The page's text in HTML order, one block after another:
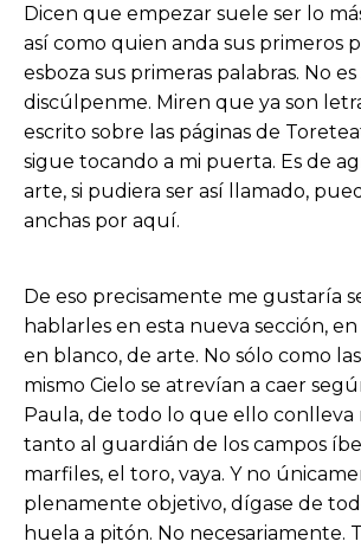
Dicen que empezar suele ser lo
así como quien anda sus primeros
esboza sus primeras palabras. No
discúlpenme. Miren que ya son
escrito sobre las páginas de
sigue tocando a mi puerta. Es de
arte, si pudiera ser así llamado,
anchas por aquí.
De eso precisamente me gustaría
hablarles en esta nueva sección,
en blanco, de arte. No sólo como
mismo Cielo se atrevían a caer
Paula, de todo lo que ello conlleva
tanto al guardián de los campos
marfiles, el toro, vaya. Y no
plenamente objetivo, dígase de
huela a pitón. No necesariamente.